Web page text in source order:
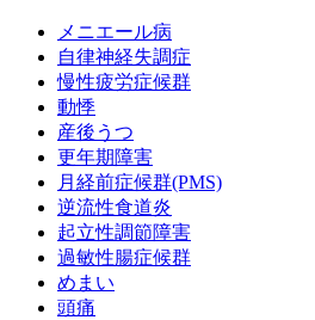
メニエール病
自律神経失調症
慢性疲労症候群
動悸
産後うつ
更年期障害
月経前症候群(PMS)
逆流性食道炎
起立性調節障害
過敏性腸症候群
めまい
頭痛